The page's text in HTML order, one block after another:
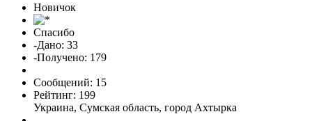
Новичок
Спасибо
-Дано: 33
-Получено: 179
Сообщений: 15
Рейтинг: 199
Украина, Сумская область, город Ахтырка